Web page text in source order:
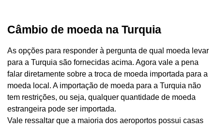
Câmbio de moeda na Turquia
As opções para responder à pergunta de qual moeda levar
para a Turquia são fornecidas acima. Agora vale a pena
falar diretamente sobre a troca de moeda importada para a
moeda local. A importação de moeda para a Turquia não
tem restrições, ou seja, qualquer quantidade de moeda
estrangeira pode ser importada.
Vale ressaltar que a maioria dos aeroportos possui casas